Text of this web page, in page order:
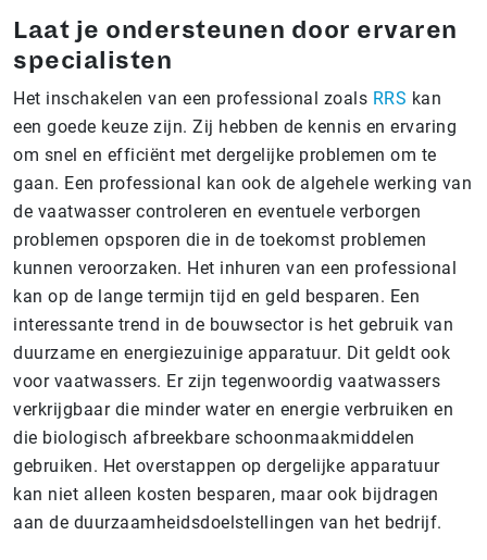
Laat je ondersteunen door ervaren
specialisten
Het inschakelen van een professional zoals RRS kan
een goede keuze zijn. Zij hebben de kennis en ervaring
om snel en efficiënt met dergelijke problemen om te
gaan. Een professional kan ook de algehele werking van
de vaatwasser controleren en eventuele verborgen
problemen opsporen die in de toekomst problemen
kunnen veroorzaken. Het inhuren van een professional
kan op de lange termijn tijd en geld besparen. Een
interessante trend in de bouwsector is het gebruik van
duurzame en energiezuinige apparatuur. Dit geldt ook
voor vaatwassers. Er zijn tegenwoordig vaatwassers
verkrijgbaar die minder water en energie verbruiken en
die biologisch afbreekbare schoonmaakmiddelen
gebruiken. Het overstappen op dergelijke apparatuur
kan niet alleen kosten besparen, maar ook bijdragen
aan de duurzaamheidsdoelstellingen van het bedrijf.